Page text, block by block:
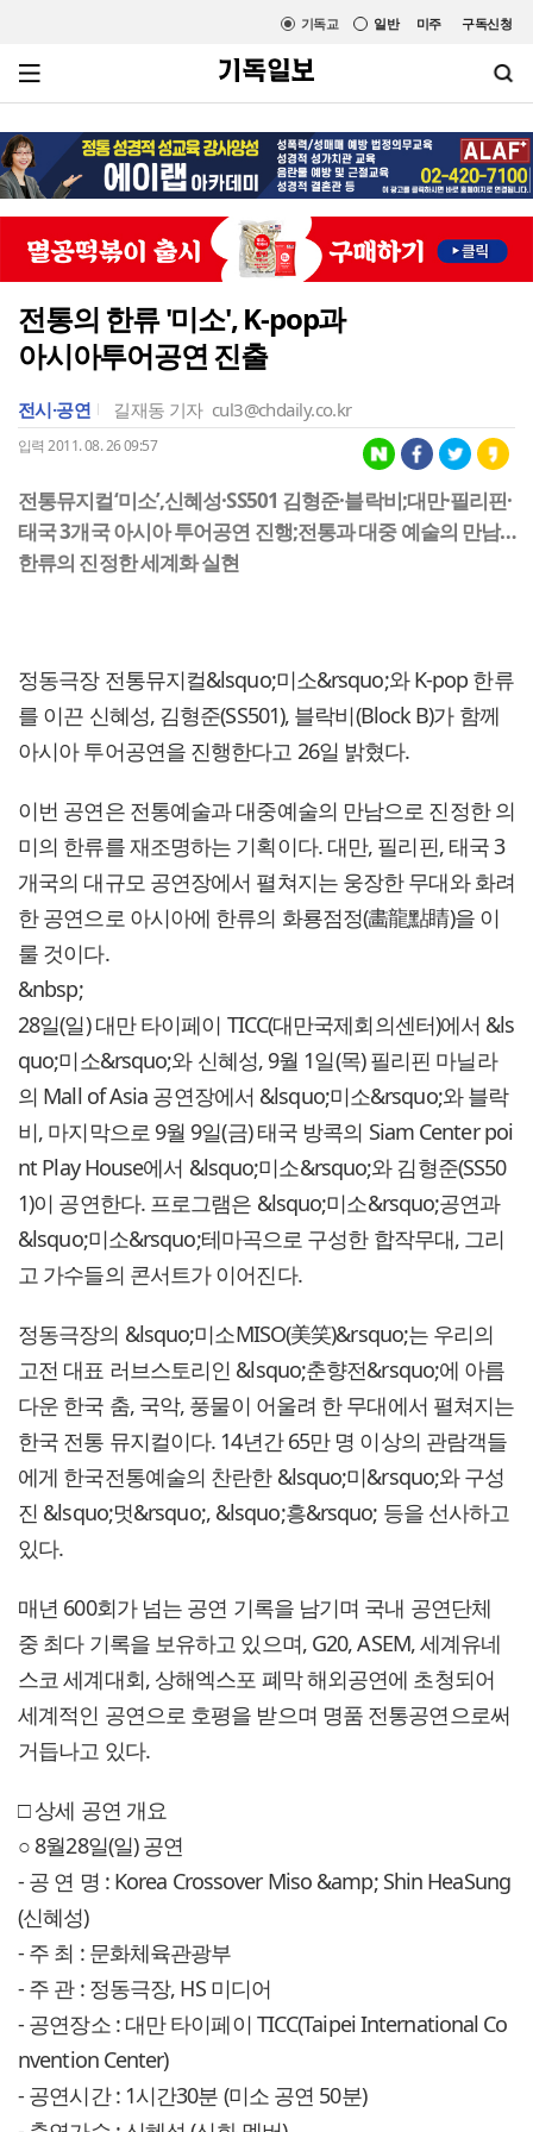
미주 구독신청
일반
기독교
전통의 한류 '미소', K-pop과
아시아투어공연 진출
전시·공연 길재동 기자 cul3@chdaily.co.kr
입력 2011. 08. 26 09:57
전통뮤지컬‘미소’,신혜성·SS501 김형준·블락비;대만·필리핀·
태국 3개국 아시아 투어공연 진행;전통과 대중 예술의 만남…
한류의 진정한 세계화 실현
정동극장 전통뮤지컬&lsquo;미소&rsquo;와 K-pop 한류
를 이끈 신혜성, 김형준(SS501), 블락비(Block B)가 함께
아시아 투어공연을 진행한다고 26일 밝혔다.
이번 공연은 전통예술과 대중예술의 만남으로 진정한 의
미의 한류를 재조명하는 기획이다. 대만, 필리핀, 태국 3
개국의 대규모 공연장에서 펼쳐지는 웅장한 무대와 화려
한 공연으로 아시아에 한류의 화룡점정(畵龍點睛)을 이
룰 것이다.
&nbsp;
28일(일) 대만 타이페이 TICC(대만국제회의센터)에서 &ls
quo;미소&rsquo;와 신혜성, 9월 1일(목) 필리핀 마닐라
의 Mall of Asia 공연장에서 &lsquo;미소&rsquo;와 블락
비, 마지막으로 9월 9일(금) 태국 방콕의 Siam Center poi
nt Play House에서 &lsquo;미소&rsquo;와 김형준(SS50
1)이 공연한다. 프로그램은 &lsquo;미소&rsquo;공연과
&lsquo;미소&rsquo;테마곡으로 구성한 합작무대, 그리
고 가수들의 콘서트가 이어진다.
정동극장의 &lsquo;미소MISO(美笑)&rsquo;는 우리의
고전 대표 러브스토리인 &lsquo;춘향전&rsquo;에 아름
다운 한국 춤, 국악, 풍물이 어울려 한 무대에서 펼쳐지는
한국 전통 뮤지컬이다. 14년간 65만 명 이상의 관람객들
에게 한국전통예술의 찬란한 &lsquo;미&rsquo;와 구성
진 &lsquo;멋&rsquo;, &lsquo;흥&rsquo; 등을 선사하고
있다.
매년 600회가 넘는 공연 기록을 남기며 국내 공연단체
중 최다 기록을 보유하고 있으며, G20, ASEM, 세계유네
스코 세계대회, 상해엑스포 폐막 해외공연에 초청되어
세계적인 공연으로 호평을 받으며 명품 전통공연으로써
거듭나고 있다.
□ 상세 공연 개요
○ 8월28일(일) 공연
- 공 연 명 : Korea Crossover Miso &amp; Shin HeaSung
(신혜성)
- 주 최 : 문화체육관광부
- 주 관 : 정동극장, HS 미디어
- 공연장소 : 대만 타이페이 TICC(Taipei International Co
nvention Center)
- 공연시간 : 1시간30분 (미소 공연 50분)